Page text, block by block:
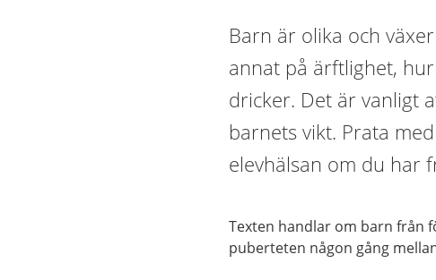
Barn är olika och
annat på ärftlighet,
dricker. Det är vanligt
barnets vikt. Prata
elevhälsan om du har
Texten handlar om barn från
puberteten någon gång